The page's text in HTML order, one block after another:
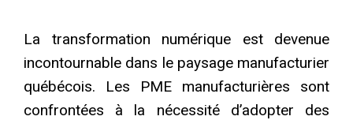
La transformation numérique est devenue
incontournable dans le paysage manufacturier
québécois. Les PME manufacturières sont
confrontées à la nécessité d’adopter des